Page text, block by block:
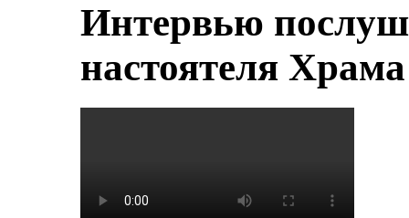
Интервью
настоятеля